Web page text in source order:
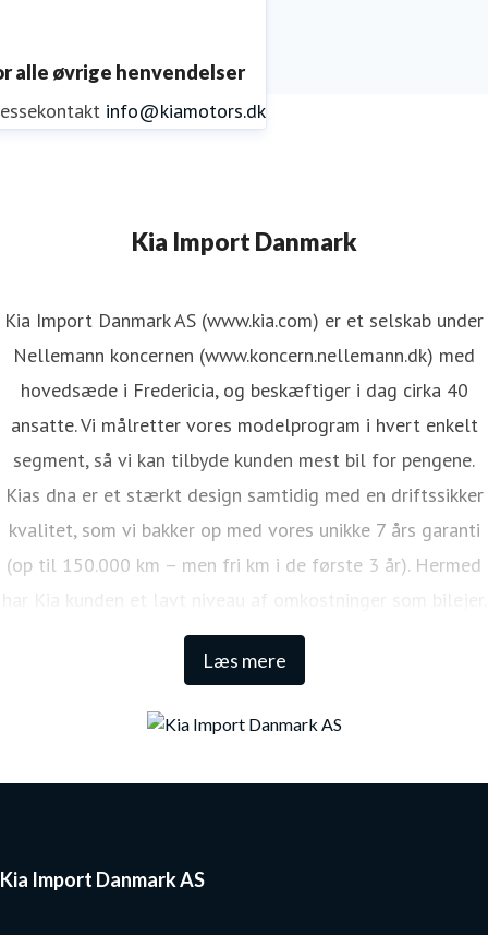
alle øvrige henvendelser
info@kiamotors.dk
Kia Import Danmark
Læs mere
Kia Import Danmark AS (www.kia.com) er et selskab under
Nellemann koncernen (www.koncern.nellemann.dk) med
hovedsæde i Fredericia, og beskæftiger i dag cirka 40
ansatte. Vi målretter vores modelprogram i hvert enkelt
segment, så vi kan tilbyde kunden mest bil for pengene.
Kias dna er et stærkt design samtidig med en driftssikker
kvalitet, som vi bakker op med vores unikke 7 års garanti
(op til 150.000 km – men fri km i de første 3 år). Hermed
har Kia kunden et lavt niveau af omkostninger som bilejer.
Den lange garanti sikrer samtidig én af de højeste
restværdier i markedet.
Kia Import Danmark AS